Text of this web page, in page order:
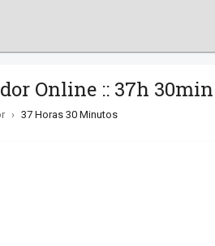
Online :: 37h 30min
› 37 Horas 30 Minutos